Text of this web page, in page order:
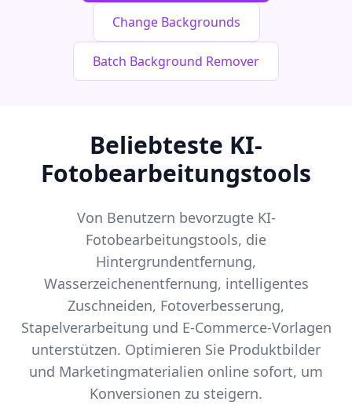
Change Backgrounds
Batch Background Remover
Beliebteste KI-
Fotobearbeitungstools
Von Benutzern bevorzugte KI-
Fotobearbeitungstools, die
Hintergrundentfernung,
Wasserzeichenentfernung, intelligentes
Zuschneiden, Fotoverbesserung,
Stapelverarbeitung und E-Commerce-Vorlagen
unterstützen. Optimieren Sie Produktbilder
und Marketingmaterialien online sofort, um
Konversionen zu steigern.